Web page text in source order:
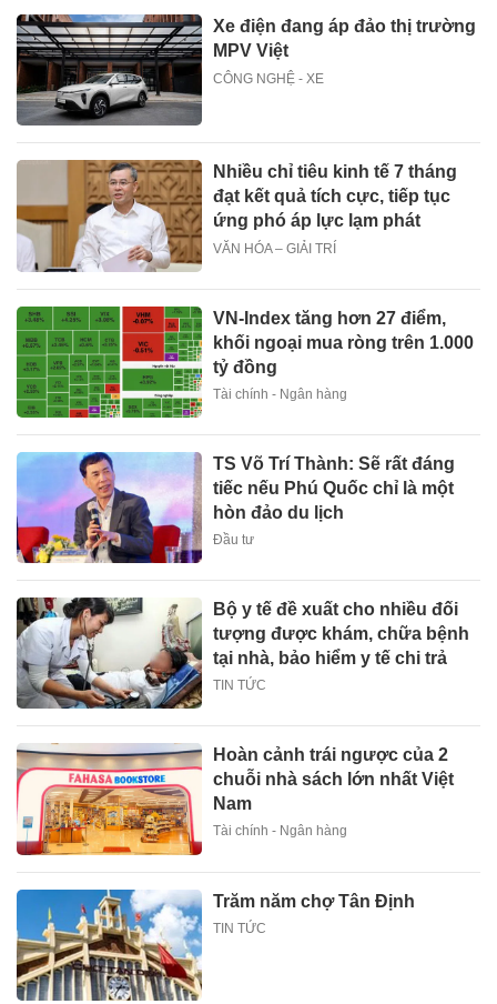
Xe điện đang áp đảo thị trường
MPV Việt
CÔNG NGHỆ - XE
Nhiều chỉ tiêu kinh tế 7 tháng
đạt kết quả tích cực, tiếp tục
ứng phó áp lực lạm phát
VĂN HÓA – GIẢI TRÍ
VN-Index tăng hơn 27 điểm,
khối ngoại mua ròng trên 1.000
tỷ đồng
Tài chính - Ngân hàng
TS Võ Trí Thành: Sẽ rất đáng
tiếc nếu Phú Quốc chỉ là một
hòn đảo du lịch
Đầu tư
Bộ y tế đề xuất cho nhiều đối
tượng được khám, chữa bệnh
tại nhà, bảo hiểm y tế chi trả
TIN TỨC
Hoàn cảnh trái ngược của 2
chuỗi nhà sách lớn nhất Việt
Nam
Tài chính - Ngân hàng
Trăm năm chợ Tân Định
TIN TỨC